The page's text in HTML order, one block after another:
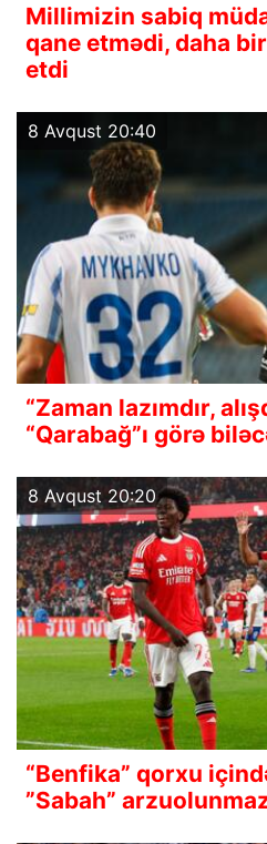
Millimizin sabiq
qane etmədi, daha
etdi
8 Avqust 20:40
“Zaman lazımdır,
“Qarabağ”ı görə
8 Avqust 20:20
“Benfika” qorxu
”Sabah”